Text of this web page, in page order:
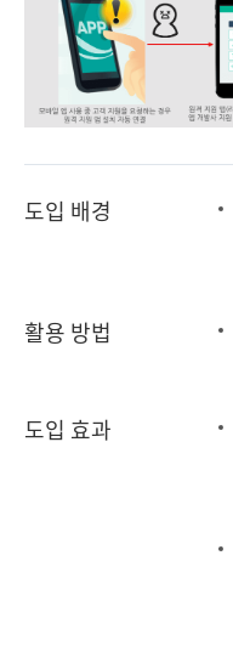
도입 배경
활용 방법
도입 효과